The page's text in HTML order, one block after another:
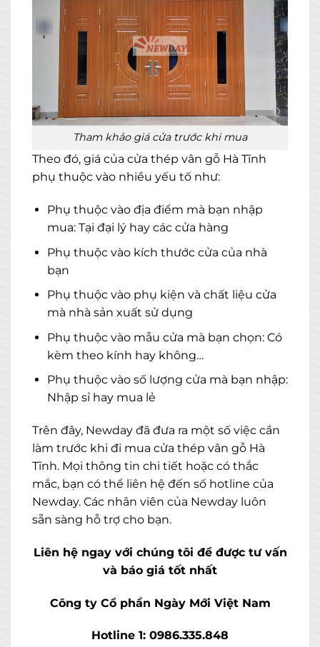
MIỄN PHÍ THIẾT KẾ 3D, ĐO ĐẠC
ĐĂNG KÝ NGAY
×
Tham khảo giá cửa trước khi mua
Theo đó, giá của cửa thép vân gỗ Hà Tĩnh
phụ thuộc vào nhiều yếu tố như:
Phụ thuộc vào địa điểm mà bạn nhập
mua: Tại đại lý hay các cửa hàng
Phụ thuộc vào kích thước cửa của nhà
bạn
Phụ thuộc vàophụ kiện và chất liệu cửa
mà nhà sản xuất sử dụng
Phụ thuộc vào mẫu cửa mà bạn chọn: Có
kèm theo kính hay không…
Phụ thuộc vào số lượng cửa mà bạn nhập:
Nhập sỉ hay mua lẻ
Trên đây, Newday đã đưa ra một số việc cần
làm trước khi đi mua cửa thép vân gỗ Hà
Tĩnh. Mọi thông tin chi tiết hoặc có thắc
mắc, bạn có thể liên hệ đến số hotline của
Newday. Các nhân viên của Newday luôn
sẵn sàng hỗ trợ cho bạn.
Liên hệ ngay với chúng tôi để được tư vấn
và báo giá tốt nhất
Công ty Cổ phần Ngày Mới Việt Nam
Hotline 1: 0986.335.848